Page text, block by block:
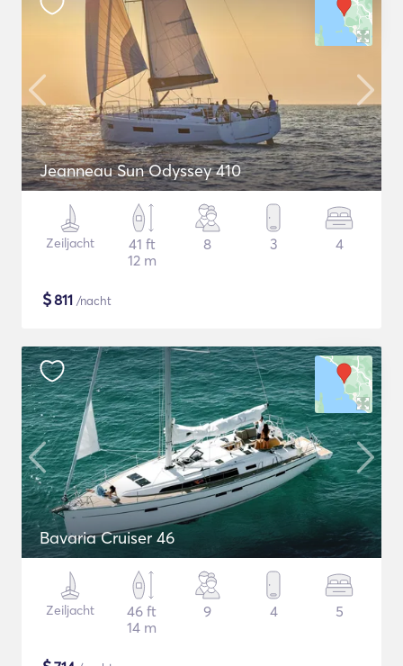
Jeanneau Sun Odyssey 410
Zeiljacht
41 ft
12 m
8 3 4
$811 /nacht
Bavaria Cruiser 46
Zeiljacht
46 ft
14 m
9 4 5